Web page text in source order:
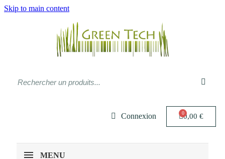
Skip to main content
Connexion 0,00 €
MENU